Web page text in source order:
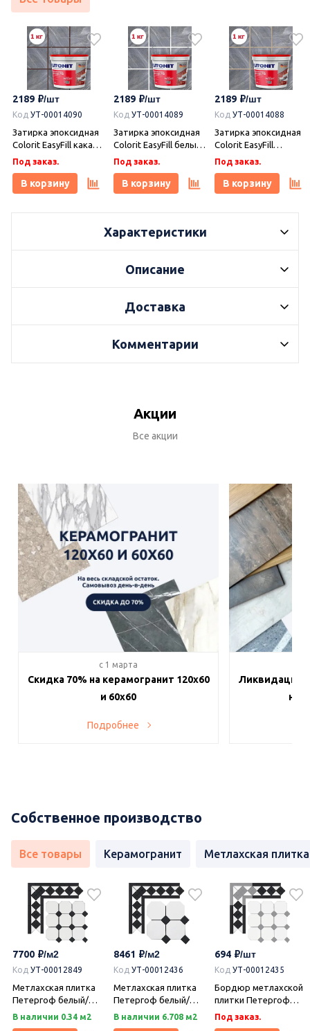
2189
Код УТ-00014090
Затирка эпоксидная
Colorit EasyFill какао 1
кг, Плитонит
Под заказ.
В корзину
2189
Код УТ-00014089
Затирка эпоксидная
Colorit EasyFill белый
1 кг, Плитонит
Под заказ.
В корзину
2189
Код УТ-00014088
Затирка эпоксидная
Colorit EasyFill
бежевый 1 кг,
Плитонит
Под заказ.
В корзину
Характеристики
Описание
Доставка
Комментарии
Акции
Все акции
c 1 марта
Скидка 70% на керамогранит 120х60
и 60х60
Подробнее
Ликвидация
на
Собственное производство
Все товары Керамогранит Метлахская плитка
7700
Код УТ-00012849
Метлахская плитка
Петергоф белый/
черный (001/013)
В наличии 0.34 м2
8461
Код УТ-00012436
Метлахская плитка
Петергоф белый/
черный (001/013)
В наличии 6.708 м2
694
Код УТ-00012435
Бордюр метлахской
плитки Петергоф
белый/черный
(001/013) 30,9х15,8,
Под заказ.